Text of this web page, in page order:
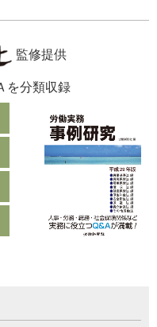
監修提供
を分類収録